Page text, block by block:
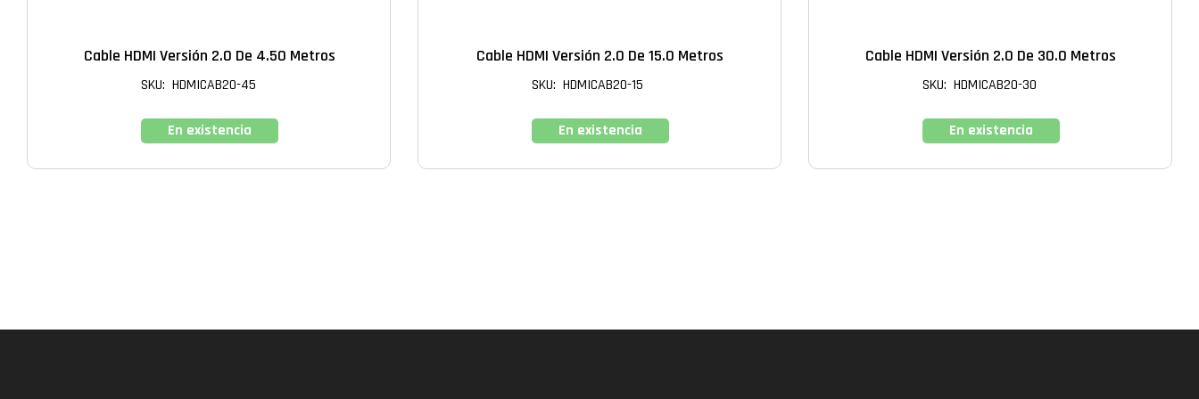
Cable HDMI Versión 2.0 De 4.50 Metros
SKU: HDMICAB20-45
En existencia
Cable HDMI Versión 2.0 De 15.0 Metros
SKU: HDMICAB20-15
En existencia
Cable HDMI Versión 2.0 De 30.0 Metros
SKU: HDMICAB20-30
En existencia